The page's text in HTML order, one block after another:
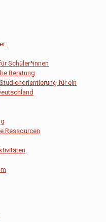
Schüler*innen
Beratung
für ein
Ressourcen